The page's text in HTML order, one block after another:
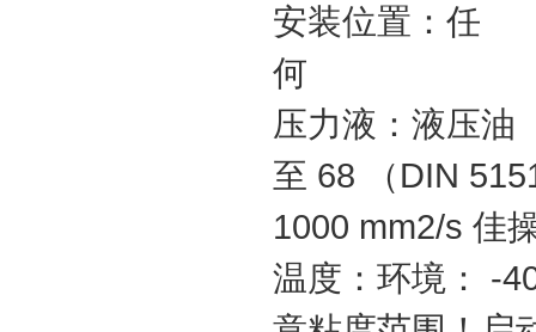
安装位置：任
压力液：液压油
至 68 （DIN
1000 mm2/s
温度：环境： -